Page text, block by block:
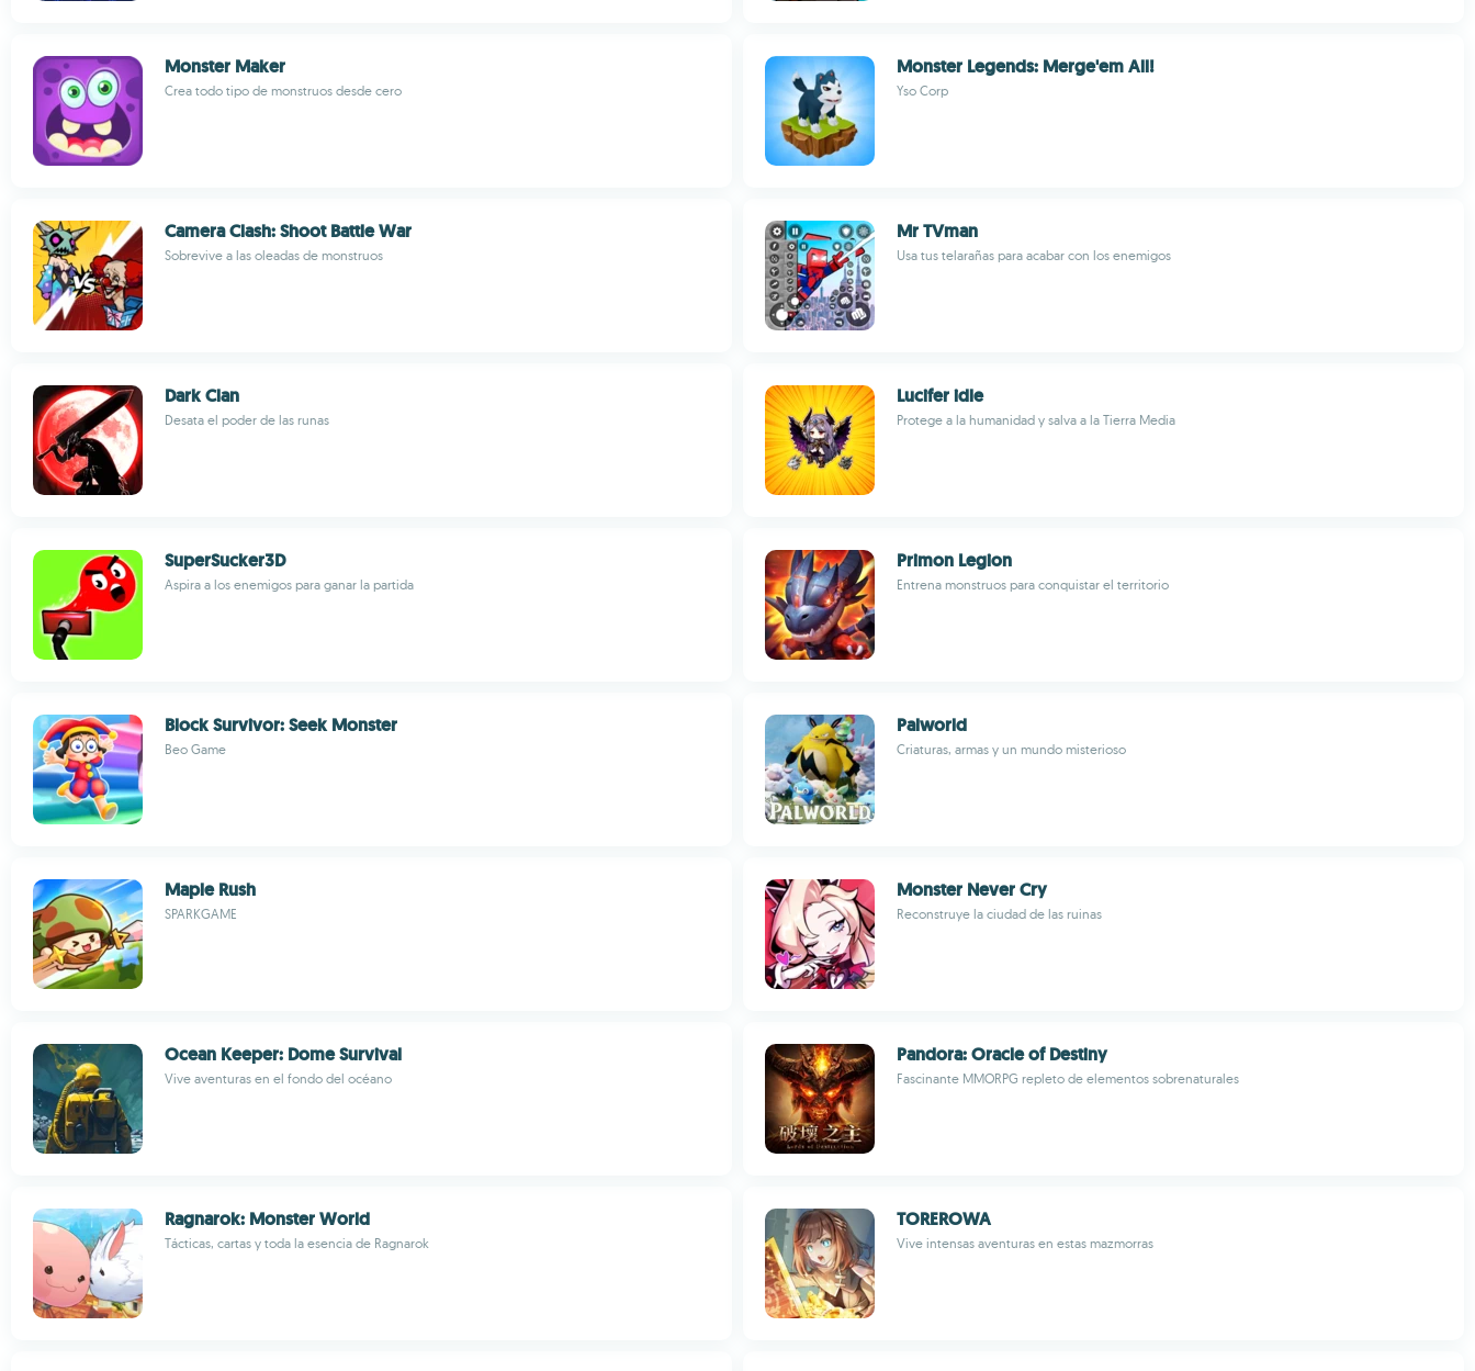
Monster Maker
Crea todo tipo de monstruos desde cero
Monster Legends: Merge'em All!
Yso Corp
Camera Clash: Shoot Battle War
Sobrevive a las oleadas de monstruos
Mr TVman
Usa tus telarañas para acabar con los enemigos
Dark Clan
Desata el poder de las runas
Lucifer idle
Protege a la humanidad y salva a la Tierra Media
SuperSucker3D
Aspira a los enemigos para ganar la partida
Primon Legion
Entrena monstruos para conquistar el territorio
Block Survivor: Seek Monster
Beo Game
Palworld
Criaturas, armas y un mundo misterioso
Maple Rush
SPARKGAME
Monster Never Cry
Reconstruye la ciudad de las ruinas
Ocean Keeper: Dome Survival
Vive aventuras en el fondo del océano
Pandora: Oracle of Destiny
Fascinante MMORPG repleto de elementos sobrenaturales
Ragnarok: Monster World
Tácticas, cartas y toda la esencia de Ragnarok
TOREROWA
Vive intensas aventuras en estas mazmorras